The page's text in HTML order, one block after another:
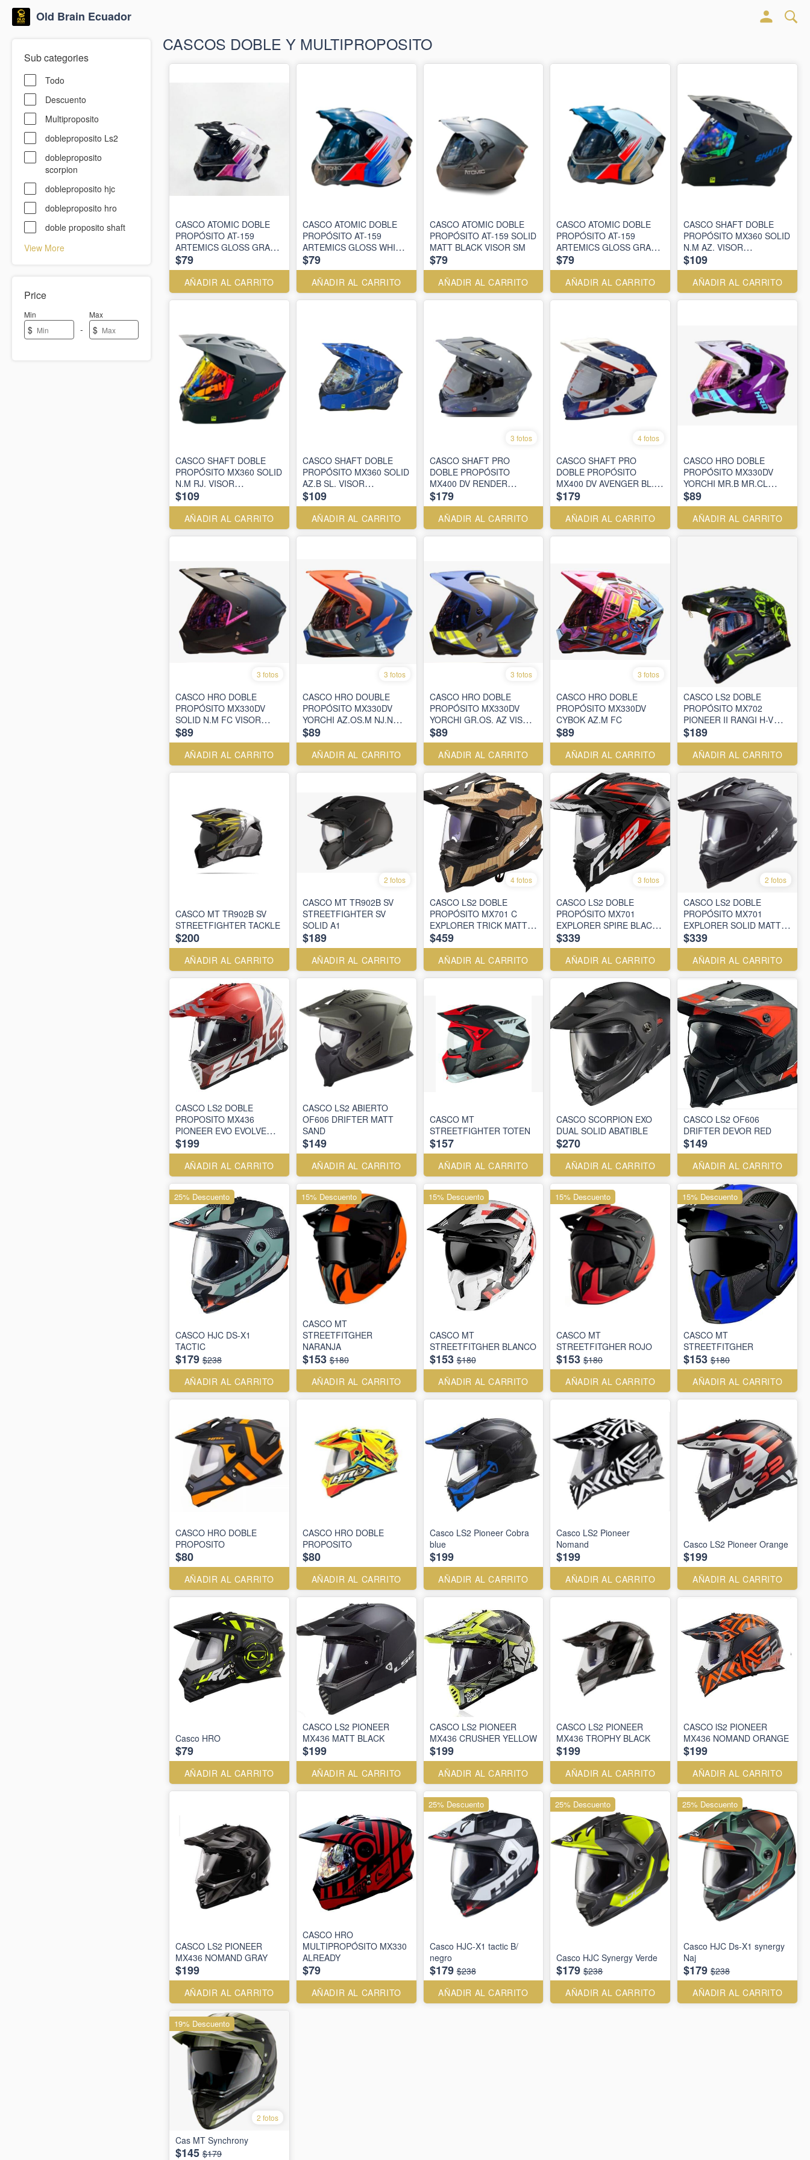
Old Brain Ecuador
Sub categories
Todo
Descuento
Multiproposito
dobleproposito Ls2
dobleproposito
scorpion
dobleproposito hjc
dobleproposito hro
doble proposito shaft
View More
Price
Min
$ -
Max
$
CASCOS DOBLE Y MULTIPROPOSITO
CASCO ATOMIC DOBLE
PROPÓSITO AT-159
ARTEMICS GLOSS GRAY
PURPLE FUCHSIA
$79
AÑADIR AL CARRITO
CASCO ATOMIC DOBLE
PROPÓSITO AT-159
ARTEMICS GLOSS WHITE
RED BLUE VISOR SM
$79
AÑADIR AL CARRITO
CASCO ATOMIC DOBLE
PROPÓSITO AT-159 SOLID
MATT BLACK VISOR SM
$79
AÑADIR AL CARRITO
CASCO ATOMIC DOBLE
PROPÓSITO AT-159
ARTEMICS GLOSS GRAY
BLUE ORANGE VISOR
$79
AÑADIR AL CARRITO
CASCO SHAFT DOBLE
PROPÓSITO MX360 SOLID
N.M AZ. VISOR
SM.CL.REVO.AZ
$109
AÑADIR AL CARRITO
CASCO SHAFT DOBLE
PROPÓSITO MX360 SOLID
N.M RJ. VISOR
SM.REVO.RJ
$109
AÑADIR AL CARRITO
CASCO SHAFT DOBLE
PROPÓSITO MX360 SOLID
AZ.B SL. VISOR
SM.CL.REVO.AZ
$109
AÑADIR AL CARRITO
3 fotos
CASCO SHAFT PRO
DOBLE PROPÓSITO
MX400 DV RENDER
GR.OS.B GR/AZ VISOR
SM.CL.IR.AZ
$179
AÑADIR AL CARRITO
4 fotos
CASCO SHAFT PRO
DOBLE PROPÓSITO
MX400 DV AVENGER BL.B
RJ. VISOR SM.CL.IR.AZ
$179
AÑADIR AL CARRITO
CASCO HRO DOBLE
PROPÓSITO MX330DV
YORCHI MR.B MR.CL
VISOR SM.CL.IR.MR
$89
AÑADIR AL CARRITO
3 fotos
CASCO HRO DOBLE
PROPÓSITO MX330DV
SOLID N.M FC VISOR
SM.CL.IR.MR
$89
AÑADIR AL CARRITO
3 fotos
CASCO HRO DOUBLE
PROPÓSITO MX330DV
YORCHI AZ.OS.M NJ.N
VISOR SM.CL.IR. RJ
$89
AÑADIR AL CARRITO
3 fotos
CASCO HRO DOBLE
PROPÓSITO MX330DV
YORCHI GR.OS. AZ VISOR
SM.CL.IR.AZ
$89
AÑADIR AL CARRITO
3 fotos
CASCO HRO DOBLE
PROPÓSITO MX330DV
CYBOK AZ.M FC
$89
AÑADIR AL CARRITO
CASCO LS2 DOBLE
PROPÓSITO MX702
PIONEER II RANGI H-V
YELLOW
$189
AÑADIR AL CARRITO
CASCO MT TR902B SV
STREETFIGHTER TACKLE
$200
AÑADIR AL CARRITO
2 fotos
CASCO MT TR902B SV
STREETFIGHTER SV
SOLID A1
$189
AÑADIR AL CARRITO
4 fotos
CASCO LS2 DOBLE
PROPÓSITO MX701 C
EXPLORER TRICK MATT
BROWN SAND
$459
AÑADIR AL CARRITO
3 fotos
CASCO LS2 DOBLE
PROPÓSITO MX701
EXPLORER SPIRE BLACK
TITANIUM RED
$339
AÑADIR AL CARRITO
2 fotos
CASCO LS2 DOBLE
PROPÓSITO MX701
EXPLORER SOLID MATT
BLACK
$339
AÑADIR AL CARRITO
CASCO LS2 DOBLE
PROPOSITO MX436
PIONEER EVO EVOLVE
RED WHITE- L Y M
$199
AÑADIR AL CARRITO
CASCO LS2 ABIERTO
OF606 DRIFTER MATT
SAND
$149
AÑADIR AL CARRITO
CASCO MT
STREETFIGHTER TOTEN
$157
AÑADIR AL CARRITO
CASCO SCORPION EXO
DUAL SOLID ABATIBLE
$270
AÑADIR AL CARRITO
CASCO LS2 OF606
DRIFTER DEVOR RED
$149
AÑADIR AL CARRITO
CASCO HJC DS-X1
TACTIC
$179 $238
AÑADIR AL CARRITO
25% Descuento
CASCO MT
STREETFITGHER
NARANJA
$153 $180
AÑADIR AL CARRITO
15% Descuento
CASCO MT
STREETFITGHER BLANCO
$153 $180
AÑADIR AL CARRITO
15% Descuento
CASCO MT
STREETFITGHER ROJO
$153 $180
AÑADIR AL CARRITO
15% Descuento
CASCO MT
STREETFITGHER
$153 $180
AÑADIR AL CARRITO
15% Descuento
CASCO HRO DOBLE
PROPOSITO
$80
AÑADIR AL CARRITO
CASCO HRO DOBLE
PROPOSITO
$80
AÑADIR AL CARRITO
Casco LS2 Pioneer Cobra
blue
$199
AÑADIR AL CARRITO
Casco LS2 Pioneer
Nomand
$199
AÑADIR AL CARRITO
Casco LS2 Pioneer Orange
$199
AÑADIR AL CARRITO
Casco HRO
$79
AÑADIR AL CARRITO
CASCO LS2 PIONEER
MX436 MATT BLACK
$199
AÑADIR AL CARRITO
CASCO LS2 PIONEER
MX436 CRUSHER YELLOW
$199
AÑADIR AL CARRITO
CASCO LS2 PIONEER
MX436 TROPHY BLACK
$199
AÑADIR AL CARRITO
CASCO lS2 PIONEER
MX436 NOMAND ORANGE
$199
AÑADIR AL CARRITO
CASCO LS2 PIONEER
MX436 NOMAND GRAY
$199
AÑADIR AL CARRITO
CASCO HRO
MULTIPROPÓSITO MX330
ALREADY
$79
AÑADIR AL CARRITO
Casco HJC-X1 tactic B/
negro
$179 $238
AÑADIR AL CARRITO
25% Descuento
Casco HJC Synergy Verde
$179 $238
AÑADIR AL CARRITO
25% Descuento
Casco HJC Ds-X1 synergy
Naj
$179 $238
AÑADIR AL CARRITO
25% Descuento
2 fotos
Cas MT Synchrony
$145 $179
19% Descuento